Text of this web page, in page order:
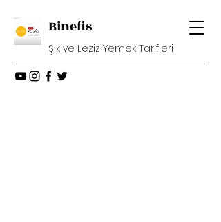
Binefis
Şık ve Leziz Yemek Tarifleri